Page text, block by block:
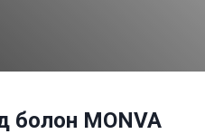
болон MONVA